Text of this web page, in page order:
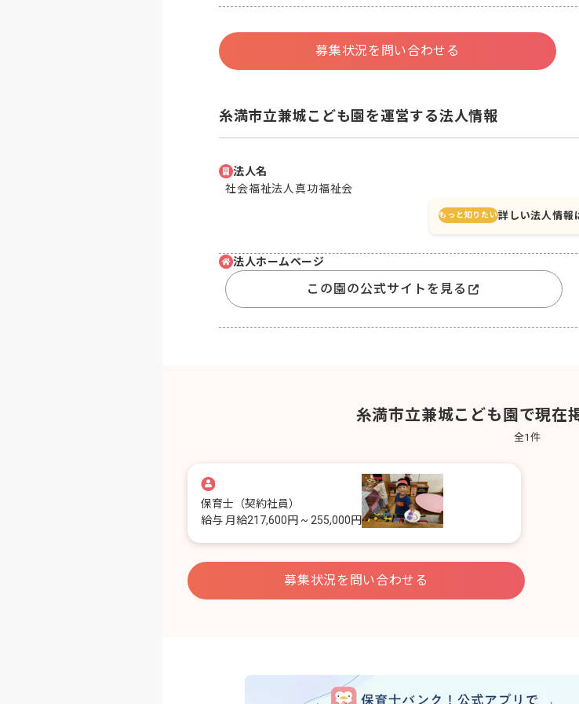
募集状況を問い合わせる
糸満市立兼城こども園を運営する法人情報
法人名
社会福祉法人真功福祉会
もっと知りたい詳しい法人情報
法人ホームページ
この園の公式サイトを見る
糸満市立兼城こども園で現在
全1 件
保育士 （契約社員）
給与 月給217,600円 ~ 255,000円
募集状況を問い合わせる